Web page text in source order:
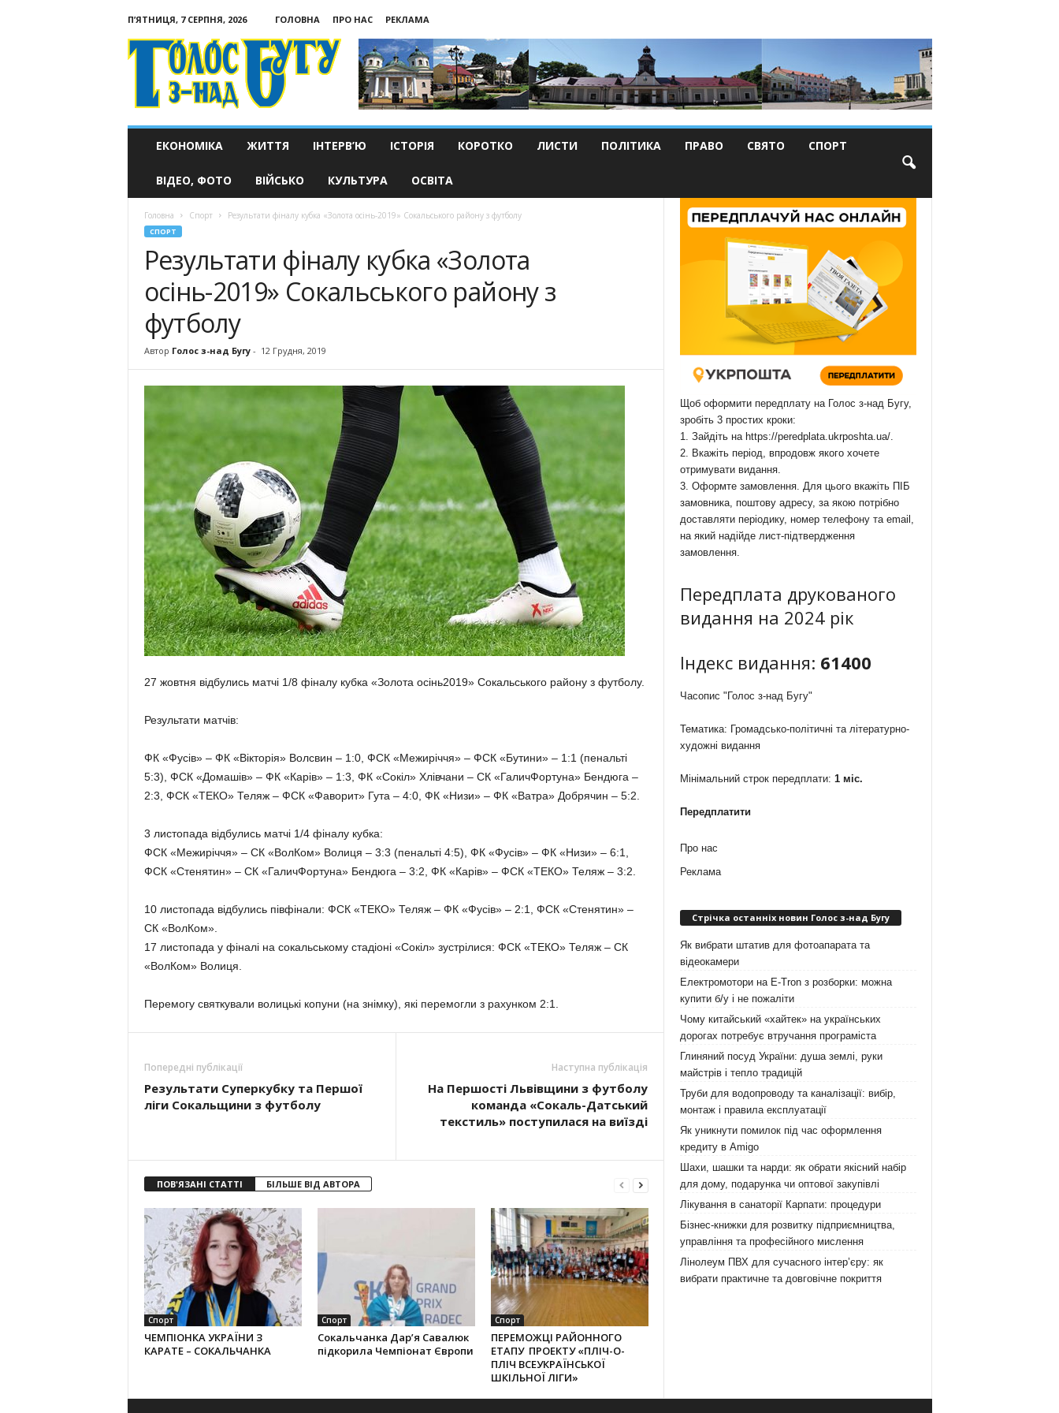
П’ЯТНИЦЯ, 7 СЕРПНЯ, 2026 ГОЛОВНА ПРО НАС
РЕКЛАМА
Голос
з-
ЕКОНОМІКА ЖИТТЯ ІНТЕРВ’Ю ІСТОРІЯ КОРОТКО ЛИСТИ ПОЛІТИКА ПРАВО СВЯТО СПОРТ
ВІДЕО, ФОТО ВІЙСЬКО КУЛЬТУРА ОСВІТА
Головна Спорт Результати фіналу кубка «Золота осінь-2019» Сокальського району з футболу
СПОРТ
Результати фіналу кубка «Золота
осінь-2019» Сокальського району з
футболу
Автор Голос з-над Бугу- 12 Грудня, 2019
27 жовтня відбулись матчі 1/8 фіналу кубка «Золота осінь2019» Сокальського району з футболу.
Результати матчів:
ФК «Фусів» – ФК «Вікторія» Волсвин – 1:0, ФСК «Межиріччя» – ФСК «Бутини» – 1:1 (пенальті
5:3), ФСК «Домашів» – ФК «Карів» – 1:3, ФК «Сокіл» Хлівчани – СК «ГаличФортуна» Бендюга –
2:3, ФСК «ТЕКО» Теляж – ФСК «Фаворит» Гута – 4:0, ФК «Низи» – ФК «Ватра» Добрячин – 5:2.
3 листопада відбулись матчі 1/4 фіналу кубка:
ФСК «Межиріччя» – СК «ВолКом» Волиця – 3:3 (пенальті 4:5), ФК «Фусів» – ФК «Низи» – 6:1,
ФСК «Стенятин» – СК «ГаличФортуна» Бендюга – 3:2, ФК «Карів» – ФСК «ТЕКО» Теляж – 3:2.
10 листопада відбулись півфінали: ФСК «ТЕКО» Теляж – ФК «Фусів» – 2:1, ФСК «Стенятин» –
СК «ВолКом».
17 листопада у фіналі на сокальському стадіоні «Сокіл» зустрілися: ФСК «ТЕКО» Теляж – СК
«ВолКом» Волиця.
Перемогу святкували волицькі копуни (на знімку), які перемогли з рахунком 2:1.
Попередні публікації
Результати Суперкубку та Першої
ліги Сокальщини з футболу
Наступна публікація
На Першості Львівщини з футболу
команда «Сокаль-Датський
текстиль» поступилася на виїзді
ПОВ'ЯЗАНІ СТАТТІ БІЛЬШЕ ВІД АВТОРА
Спорт
ЧЕМПІОНКА УКРАЇНИ З
КАРАТЕ – СОКАЛЬЧАНКА
Спорт
Сокальчанка Дар’я Савалюк
підкорила Чемпіонат Європи
Спорт
ПЕРЕМОЖЦІ РАЙОННОГО
ЕТАПУ ПРОЕКТУ «ПЛІЧ-О-
ПЛІЧ ВСЕУКРАЇНСЬКОЇ
ШКІЛЬНОЇ ЛІГИ»
Щоб оформити передплату на Голос з-над Бугу,
зробіть 3 простих кроки:
1. Зайдіть на https://peredplata.ukrposhta.ua/.
2. Вкажіть період, впродовж якого хочете
отримувати видання.
3. Оформте замовлення. Для цього вкажіть ПІБ
замовника, поштову адресу, за якою потрібно
доставляти періодику, номер телефону та email,
на який надійде лист-підтвердження
замовлення.
Передплата друкованого
видання на 2024 рік
Індекс видання: 61400
Часопис "Голос з-над Бугу"
Тематика: Громадсько-політичні та літературно-
художні видання
Мінімальний строк передплати: 1 міс.
Передплатити
Про нас
Реклама
Стрічка останніх новин Голос з-над Бугу
Як вибрати штатив для фотоапарата та
відеокамери
Електромотори на E-Tron з розборки: можна
купити б/у і не пожаліти
Чому китайський «хайтек» на українських
дорогах потребує втручання програміста
Глиняний посуд України: душа землі, руки
майстрів і тепло традицій
Труби для водопроводу та каналізації: вибір,
монтаж і правила експлуатації
Як уникнути помилок під час оформлення
кредиту в Amigo
Шахи, шашки та нарди: як обрати якісний набір
для дому, подарунка чи оптової закупівлі
Лікування в санаторії Карпати: процедури
Бізнес-книжки для розвитку підприємництва,
управління та професійного мислення
Лінолеум ПВХ для сучасного інтер’єру: як
вибрати практичне та довговічне покриття